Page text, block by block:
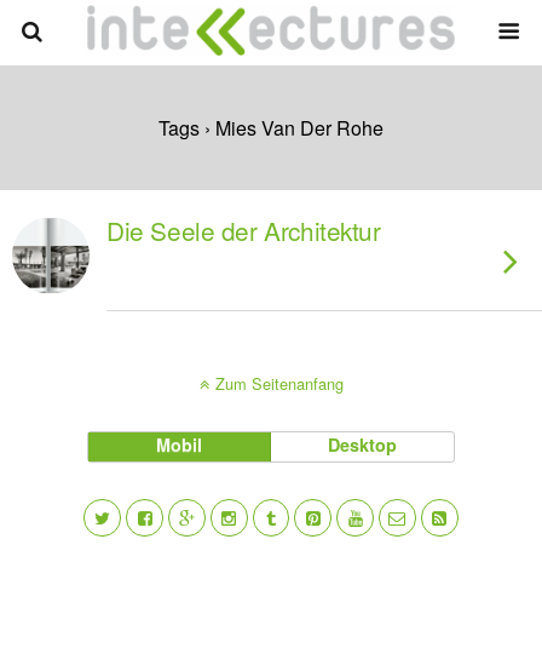
Tags › Mies Van Der Rohe
Die Seele der Architektur
Zum Seitenanfang
Mobil Desktop